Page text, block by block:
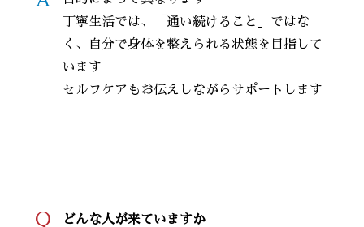
丁寧生活では、「通い続けること」ではな
く、自分で身体を整えられる状態を目指して
います
セルフケアもお伝えしながらサポートします
Q どんな人が来ていますか